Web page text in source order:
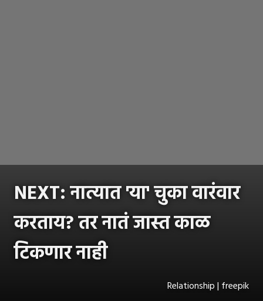
NEXT: नात्यात 'या' चुका वारंवार
करताय? तर नातं जास्त काळ
टिकणार नाही
Relationship | freepik